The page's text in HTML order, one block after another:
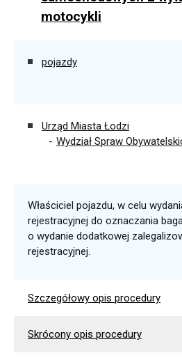
motocykli
pojazdy
Urząd Miasta Łodzi
Wydział Spraw
Właściciel pojazdu, w celu
rejestracyjnej do oznaczania
o wydanie dodatkowej
rejestracyjnej.
Szczegółowy opis procedury
Skrócony opis procedury